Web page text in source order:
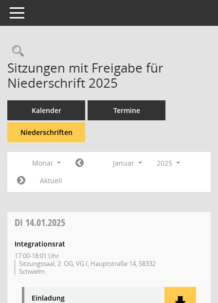
Toggle navigation
Rechercheauswahl
Sitzungen mit Freigabe für
Niederschrift 2025
Kalender Termine
Niederschriften
Monat Januar
2025
Aktuell
DI 14.01.2025
Integrationsrat
17:00-18:01 Uhr
Sitzungssaal, 2. OG, VG I, Hauptstraße 14, 58332
Schwelm
Einladung